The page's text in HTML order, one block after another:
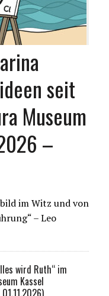
seit
Museum
–
im Witz und von
– Leo
wird Ruth“ im
Kassel